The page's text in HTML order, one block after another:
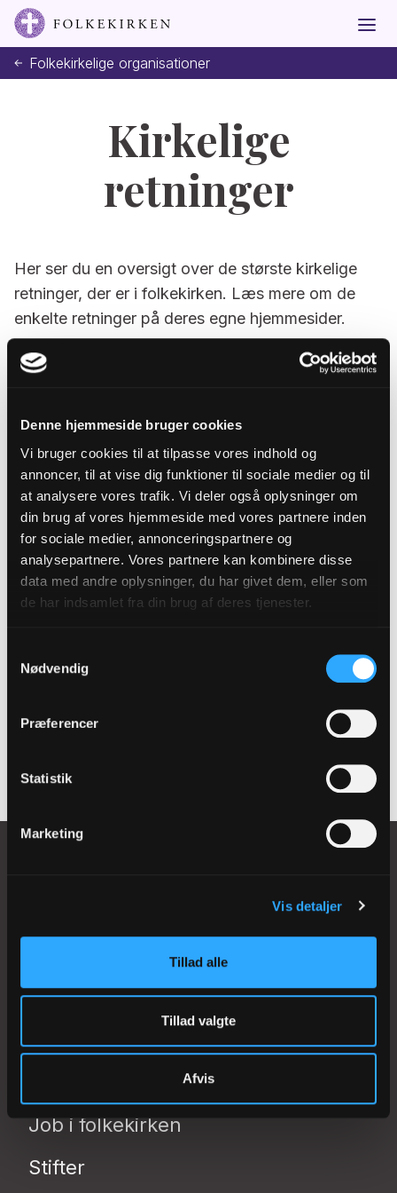
Denne hjemmeside bruger cookies
Vi bruger cookies til at tilpasse vores indhold og
annoncer, til at vise dig funktioner til sociale medier og til
at analysere vores trafik. Vi deler også oplysninger om
din brug af vores hjemmeside med vores partnere inden
for sociale medier, annonceringspartnere og
analysepartnere. Vores partnere kan kombinere disse
data med andre oplysninger, du har givet dem, eller som
de har indsamlet fra din brug af deres tjenester.
Nødvendig
Præferencer
Statistik
Marketing
Vis detaljer
Tillad alle
Tillad valgte
Afvis
Folkekirkelige organisationer
Kirkelige
retninger
Her ser du en oversigt over de største kirkelige
retninger, der er i folkekirken. Læs mere om de
enkelte retninger på deres egne hjemmesider.
Luthersk Mission
Tidehverv
Foreningen af Grundtvigske valg- og
frimenigheder
nyhedsbrev
Tilmeld
redaktion@folkekirken.dk
Nyheder
Find præst eller kirke
Job i folkekirken
Stifter